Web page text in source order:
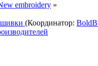
embroidery »
(Координатор: